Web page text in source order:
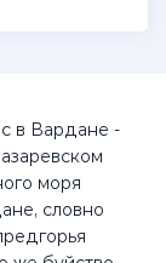
в Вардане -
моря
словно